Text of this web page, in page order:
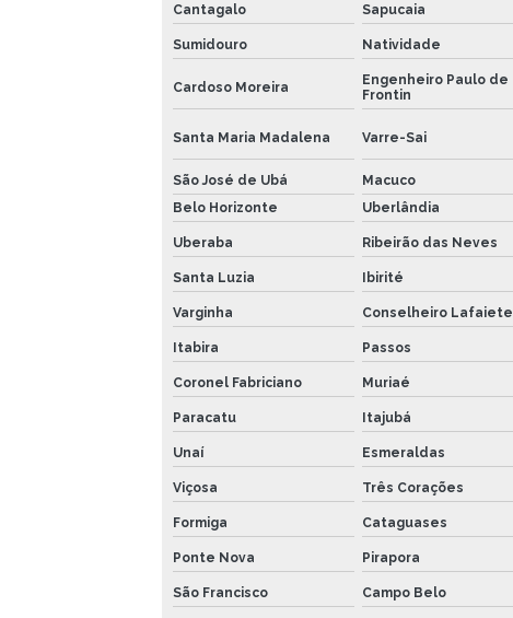
Cantagalo Sapucaia
Sumidouro Natividade
Cardoso Moreira
Engenheiro Paulo de
Frontin
Santa Maria Madalena Varre-Sai
São José de Ubá
Macuco
Belo Horizonte
Uberlândia
Uberaba Ribeirão das Neves
Santa Luzia Ibirité
Varginha Conselheiro Lafaiete
Itabira Passos
Coronel Fabriciano Muriaé
Paracatu Itajubá
Unaí Esmeraldas
Viçosa Três Corações
Formiga Cataguases
Ponte Nova Pirapora
São Francisco Campo Belo